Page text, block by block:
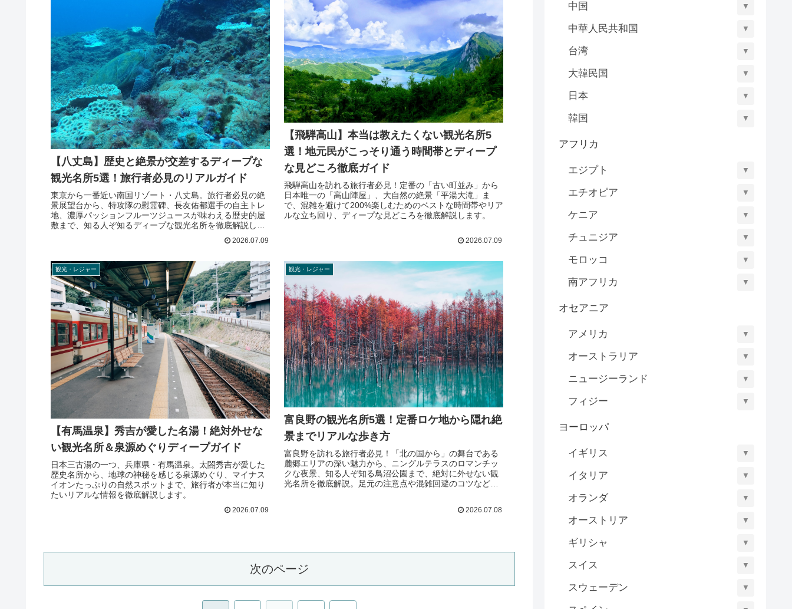
【八丈島】歴史と絶景が交差するディープな
観光名所5選！旅行者必見のリアルガイド
東京から一番近い南国リゾート・八丈島。旅行者必見の絶
景展望台から、特攻隊の慰霊碑、長友佑都選手の自主トレ
地、濃厚パッションフルーツジュースが味わえる歴史的屋
敷まで、知る人ぞ知るディープな観光名所を徹底解説しま
2026.07.09
【飛騨高山】本当は教えたくない観光名所5
選！地元民がこっそり通う時間帯とディープ
な見どころ徹底ガイド
飛騨高山を訪れる旅行者必見！定番の「古い町並み」から
日本唯一の「高山陣屋」、大自然の絶景「平湯大滝」ま
で、混雑を避けて200%楽しむためのベストな時間帯やリア
ルな立ち回り、ディープな見どころを徹底解説します。
2026.07.09
観光・レジャー
【有馬温泉】秀吉が愛した名湯！絶対外せな
い観光名所＆泉源めぐりディープガイド
日本三古湯の一つ、兵庫県・有馬温泉。太閤秀吉が愛した
歴史名所から、地球の神秘を感じる泉源めぐり、マイナス
イオンたっぷりの自然スポットまで、旅行者が本当に知り
たいリアルな情報を徹底解説します。
2026.07.09
観光・レジャー
富良野の観光名所5選！定番ロケ地から隠れ絶
景までリアルな歩き方
富良野を訪れる旅行者必見！「北の国から」の舞台である
麓郷エリアの深い魅力から、ニングルテラスのロマンチッ
クな夜景、知る人ぞ知る鳥沼公園まで、絶対に外せない観
光名所を徹底解説。足元の注意点や混雑回避のコツなど、
2026.07.08
次のページ
中国 ▼
中華人民共和国 ▼
台湾 ▼
大韓民国 ▼
日本 ▼
韓国 ▼
アフリカ
エジプト ▼
エチオピア ▼
ケニア ▼
チュニジア ▼
モロッコ ▼
南アフリカ ▼
オセアニア
アメリカ ▼
オーストラリア ▼
ニュージーランド ▼
フィジー ▼
ヨーロッパ
イギリス ▼
イタリア ▼
オランダ ▼
オーストリア ▼
ギリシャ ▼
スイス ▼
スウェーデン ▼